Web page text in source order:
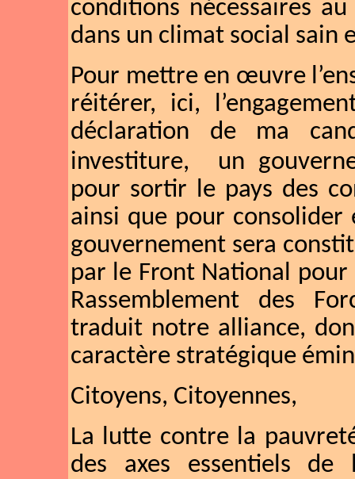
conditions nécessaires
dans un climat social sain
Pour mettre en œuvre
réitérer, ici,
déclaration de ma
investiture,
un
pour sortir le pays des
ainsi que pour
gouvernement sera
par le Front National
Rassemblement des
traduit notre alliance,
caractère stratégique
Citoyens, Citoyennes,
La lutte contre la
des axes essentiels de